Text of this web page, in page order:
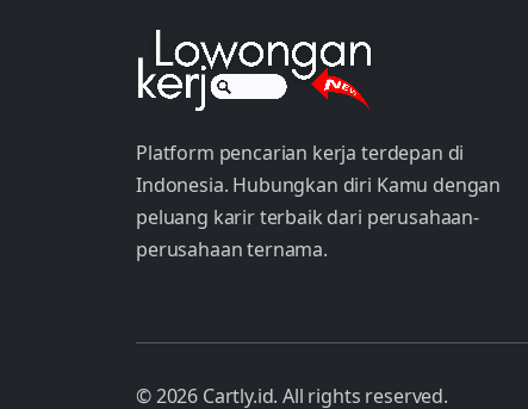
Platform pencarian kerja terdepan di
Indonesia. Hubungkan diri Kamu dengan
peluang karir terbaik dari perusahaan-
perusahaan ternama.
© 2026 Cartly.id. All rights reserved.